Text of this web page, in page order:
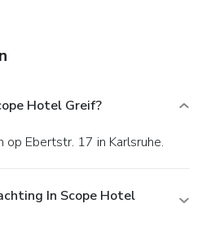
Hotel Greif?
op Ebertstr. 17 in Karlsruhe.
In Scope Hotel